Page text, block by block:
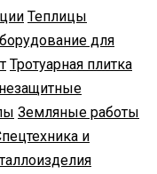
Теплицы
для
Тротуарная плитка
Земляные работы
и